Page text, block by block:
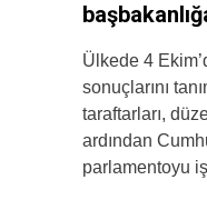
Ülkede 4
sonuçlarını
taraftarları,
ardından
parlamentoyu